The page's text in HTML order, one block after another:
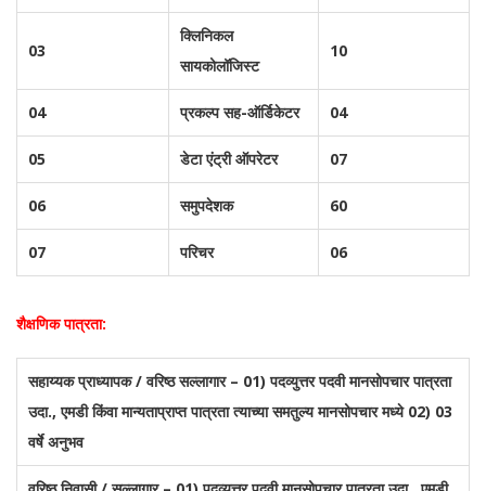
03
क्लिनिकल
सायकोलॉजिस्ट
10
04 प्रकल्प सह-ऑर्डिकेटर 04
05 डेटा एंट्री ऑपरेटर 07
06 समुपदेशक 60
07 परिचर 06
शैक्षणिक पात्रता:
सहाय्यक प्राध्यापक / वरिष्ठ सल्लागार – 01) पदव्युत्तर पदवी मानसोपचार पात्रता
उदा., एमडी किंवा मान्यताप्राप्त पात्रता त्याच्या समतुल्य मानसोपचार मध्ये 02) 03
वर्षे अनुभव